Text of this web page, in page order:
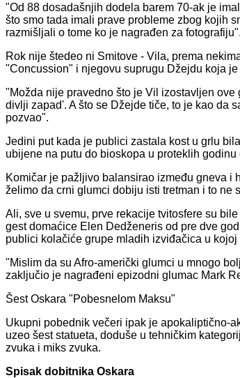
"Od 88 dosadašnjih dodela barem 70-ak je
što smo tada imali prave probleme zbog kojih
razmišljali o tome ko je nagrađen za fotografiju".
Rok nije štedeo ni Smitove - Vila, prema
"Concussion" i njegovu suprugu Džejdu koja
"Možda nije pravedno što je Vil izostavljen
divlji zapad'. A što se Džejde tiče, to je kao da
pozvao".
Jedini put kada je publici zastala kost u grlu
ubijene na putu do bioskopa u proteklih godinu
Komičar je pažljivo balansirao između gneva i
želimo da crni glumci dobiju isti tretman i to ne
Ali, sve u svemu, prve rekacije tvitosfere su
gest domaćice Elen Dedženeris od pre dve
publici kolačiće grupe mladih izviđačica u
"Mislim da su Afro-američki glumci u mnogo
zaključio je nagrađeni epizodni glumac Mark
Šest Oskara "Pobesnelom Maksu"
Ukupni pobednik večeri ipak je apokaliptično-
uzeo šest statueta, doduše u tehničkim
zvuka i miks zvuka.
Spisak dobitnika Oskara